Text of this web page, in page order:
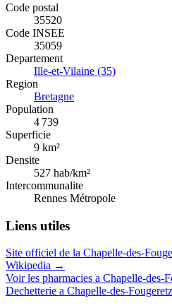
Code postal
35520
Code INSEE
35059
Departement
Ille-et-Vilaine (35)
Region
Bretagne
Population
4 739
Superficie
9 km²
Densite
527 hab/km²
Intercommunalite
Rennes Métropole
Liens utiles
Site officiel de la Chapelle-des-
Wikipedia →
Voir les pharmacies a Chapelle-des-
Dechetterie a Chapelle-des-